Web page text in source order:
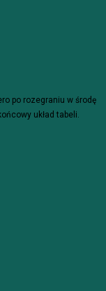
po rozegraniu w środę
układ tabeli.